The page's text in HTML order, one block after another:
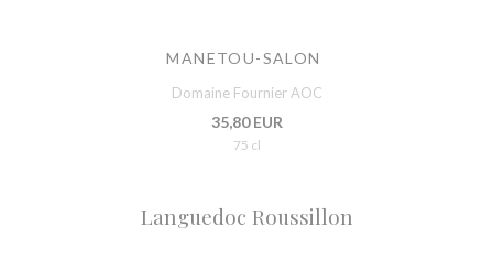
MANETOU-SALON
Domaine Fournier AOC
35,80 EUR
75 cl
Languedoc Roussillon